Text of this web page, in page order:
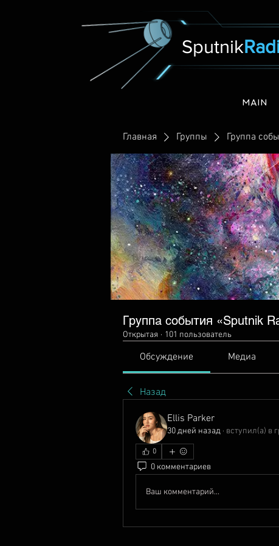
MAIN
Sputnik
Главная Группы Группа
Группа события «Sputnik
Открытая · 101 пользователь
Обсуждение Медиа
Назад
Ellis Parker
30 дней назад · вступил(а) в
0
0 комментариев
Ваш комментарий...